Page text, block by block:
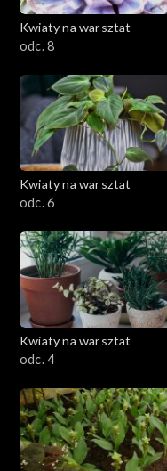
Kwiaty na warsztat
odc. 8
Kwiaty na warsztat
odc. 6
Kwiaty na warsztat
odc. 4